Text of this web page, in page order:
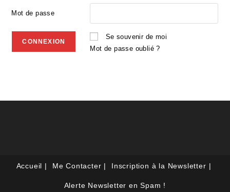
Mot de passe
Se souvenir de moi
Mot de passe oublié ?
Accueil Me Contacter Inscription à la Newsletter
Alerte Newsletter en Spam !